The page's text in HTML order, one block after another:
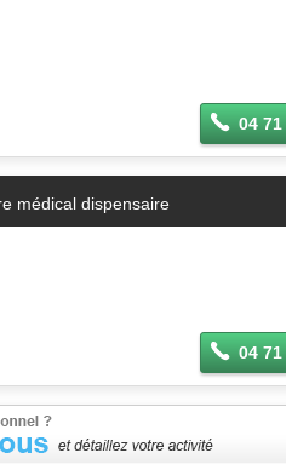
04
médical dispensaire
04